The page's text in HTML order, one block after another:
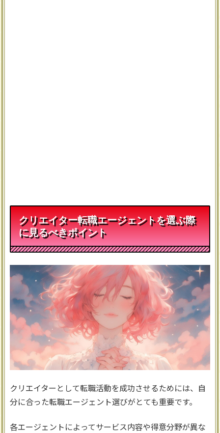
クリエイター転職エージェントを選ぶ際
に見るべきポイント
クリエイターとして転職活動を成功させるためには、自
分に合った転職エージェント選びがとても重要です。
各エージェントによってサービス内容や得意分野が異な